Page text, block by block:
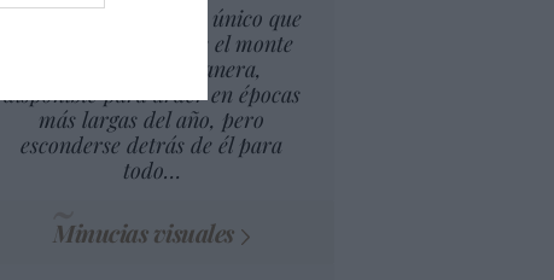
El cambio climático lo único que
puede suponer es que el monte
esté, de alguna manera,
disponible para arder en épocas
más largas del año, pero
esconderse detrás de él para
todo…
Minucias visuales